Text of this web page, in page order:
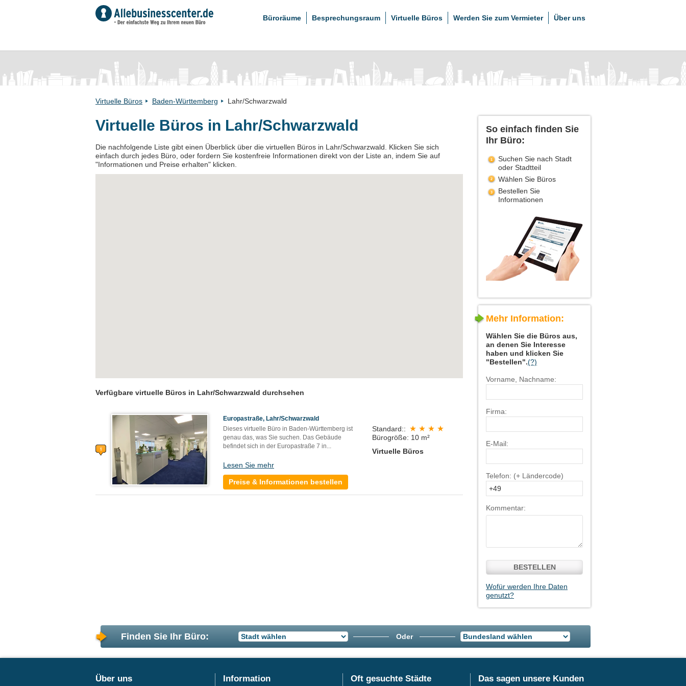
Büroräume Besprechungsraum Virtuelle Büros Werden Sie zum Vermieter Über uns
Virtuelle Büros Baden-Württemberg Lahr/Schwarzwald
Virtuelle Büros in Lahr/Schwarzwald
Die nachfolgende Liste gibt einen Überblick über die virtuellen Büros in Lahr/Schwarzwald. Klicken Sie sich
einfach durch jedes Büro, oder fordern Sie kostenfreie Informationen direkt von der Liste an, indem Sie auf
"Informationen und Preise erhalten" klicken.
Verfügbare virtuelle Büros in Lahr/Schwarzwald durchsehen
Europastraße, Lahr/Schwarzwald
Dieses virtuelle Büro in Baden-Württemberg ist
genau das, was Sie suchen. Das Gebäude
befindet sich in der Europastraße 7 in...
Lesen Sie mehr
Preise & Informationen bestellen
Standard::
Bürogröße: 10 m²
Virtuelle Büros
So einfach finden Sie
Ihr Büro:
Suchen Sie nach Stadt
oder Stadtteil
Wählen Sie Büros
Bestellen Sie
Informationen
Mehr Information:
Wählen Sie die Büros aus,
an denen Sie Interesse
haben und klicken Sie
"Bestellen".(?)
Vorname, Nachname:
Firma:
E-Mail:
Telefon: (+ Ländercode)
Kommentar:
BESTELLEN
Wofür werden Ihre Daten
genutzt?
Finden Sie Ihr Büro: Oder
Über uns Information Oft gesuchte Städte Das sagen unsere Kunden